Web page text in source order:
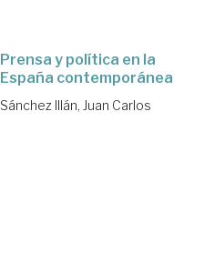
Prensa y política en la
España contemporánea
Sánchez Illán, Juan Carlos